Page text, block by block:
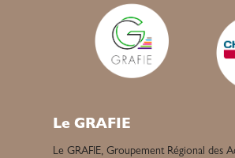
Le GRAFIE
Le GRAFIE, Groupement Régional des